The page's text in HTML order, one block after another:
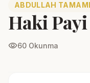
ABDULLAH
Haki
visibility60 Okunma